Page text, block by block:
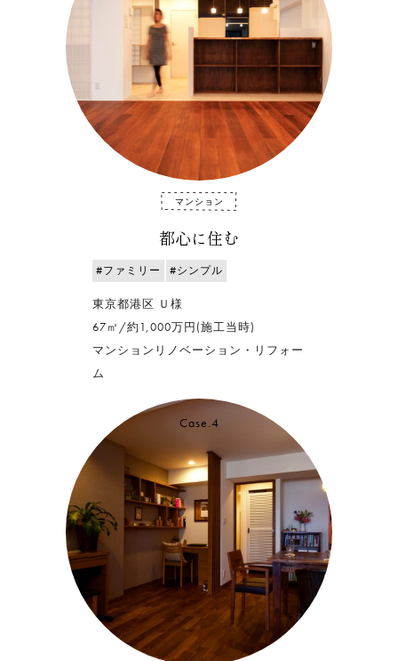
マンション
都心に住む
#ファミリー #シンプル
東京都港区 Ｕ様
67㎡/約1,000万円(施工当時)
マンションリノベーション・リフォー
ム
Case.4